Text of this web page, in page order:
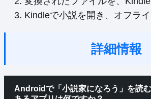
Kindleで小説を開き、オフライ
詳細情報
Androidで「小説家になろう」を読